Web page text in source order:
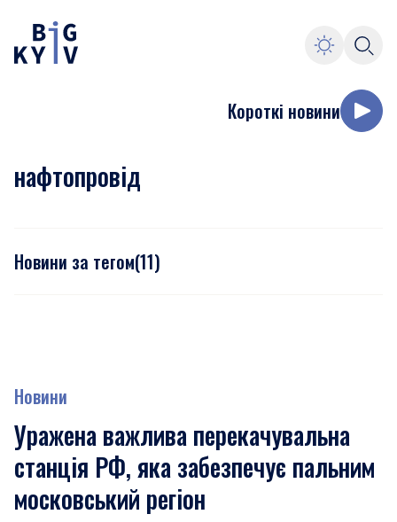
Короткі новини
нафтопровід
Новини за тегом(11)
Новини
Уражена важлива перекачувальна
станція РФ, яка забезпечує пальним
московський регіон